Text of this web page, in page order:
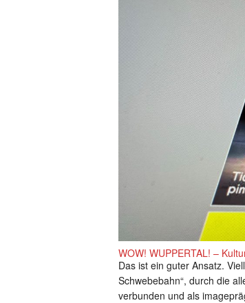
WOW! WUPPERTAL! –
Das ist ein guter Ansatz.
Schwebebahn“, durch die
verbunden und als